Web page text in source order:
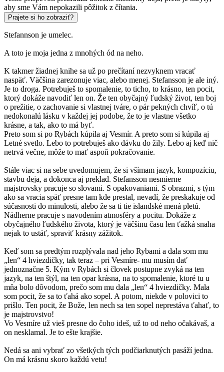
aby sme Vám nepokazili pôžitok z čítania.
Prajete si ho zobraziť?
Stefannson je umelec.
A toto je moja jedna z mnohých ód na neho.
K takmer žiadnej knihe sa už po prečítaní nezvyknem vracať
naspäť. Väčšina zarezonuje viac, alebo menej. Stefansson je ale iný.
Je to droga. Potrebuješ to spomalenie, to ticho, to krásno, ten pocit,
ktorý dokáže navodiť len on. Že ten obyčajný ľudský život, ten boj
o prežitie, o zachovanie si vlastnej tváre, o pár pekných chvíľ, o tú
nedokonalú lásku v každej jej podobe, že to je vlastne všetko
krásne, a tak, ako to má byť.
Preto som si po Rybách kúpila aj Vesmír. A preto som si kúpila aj
Letné svetlo. Lebo to potrebuješ ako dávku do žily. Lebo aj keď nič
netrvá večne, môže to mať aspoň pokračovanie.
Stále viac si na sebe uvedomujem, že si všímam jazyk, kompozíciu,
stavbu deja, a dokonca aj preklad. Stefansson nesmierne
majstrovsky pracuje so slovami. S opakovaniami. S obrazmi, s tým
ako sa vracia späť presne tam kde prestal, nevadí, že preskakuje od
súčasnosti do minulosti, alebo že sa ti tie islandské mená pletú.
Nádherne pracuje s navodením atmosféry a pocitu. Dokáže z
obyčajného ľudského života, ktorý je väčšinu času len ťažká snaha
nejak to ustáť, spraviť krásny zážitok.
Keď som sa predtým rozplývala nad jeho Rybami a dala som mu
„len“ 4 hviezdičky, tak teraz – pri Vesmíre- mu musím dať
jednoznačne 5. Kým v Rybách si človek postupne zvyká na ten
jazyk, na ten štýl, na ten opar krásna, na to spomalenie, ktoré tu u
mňa bolo dôvodom, prečo som mu dala „len“ 4 hviezdičky. Mala
som pocit, že sa to ťahá ako sopel. A potom, niekde v polovici to
prišlo. Ten pocit, že Bože, len nech sa ten sopel neprestáva ťahať, to
je majstrovstvo!
Vo Vesmíre už vieš presne do čoho ideš, už to od neho očakávaš, a
on nesklamal. Je to ešte krajšie.
Nedá sa ani vybrať zo všetkých tých podčiarknutých pasáží jedna.
On má krásnu skoro každú vetu!